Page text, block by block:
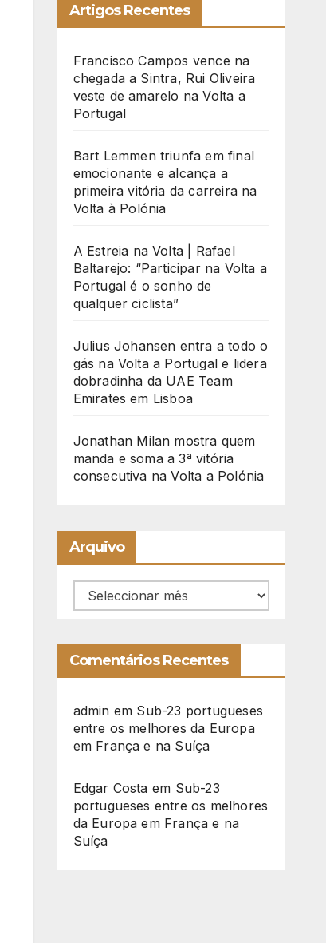
Artigos Recentes
Francisco Campos vence na
chegada a Sintra, Rui Oliveira
veste de amarelo na Volta a
Portugal
Bart Lemmen triunfa em final
emocionante e alcança a
primeira vitória da carreira na
Volta à Polónia
A Estreia na Volta | Rafael
Baltarejo: “Participar na Volta a
Portugal é o sonho de
qualquer ciclista”
Julius Johansen entra a todo o
gás na Volta a Portugal e lidera
dobradinha da UAE Team
Emirates em Lisboa
Jonathan Milan mostra quem
manda e soma a 3ª vitória
consecutiva na Volta a Polónia
Arquivo
Arquivo
Comentários Recentes
admin em Sub-23 portugueses
entre os melhores da Europa
em França e na Suíça
Edgar Costa em Sub-23
portugueses entre os melhores
da Europa em França e na
Suíça